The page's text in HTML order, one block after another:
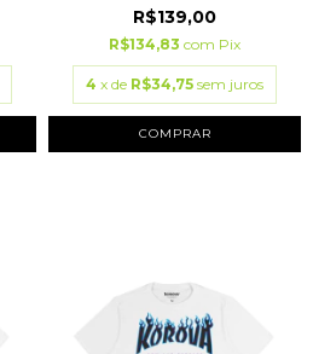
R$139,00
R$134,83 com Pix
4 x de R$34,75 sem juros
COMPRAR